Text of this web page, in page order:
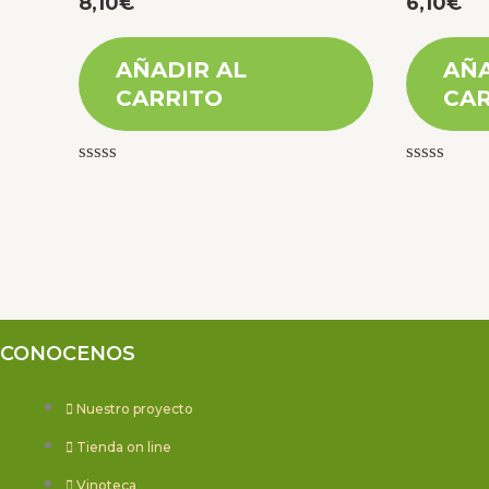
AÑADIR AL
CARRITO
CONOCENOS
Nuestro proyecto
Tienda on line
Vinoteca